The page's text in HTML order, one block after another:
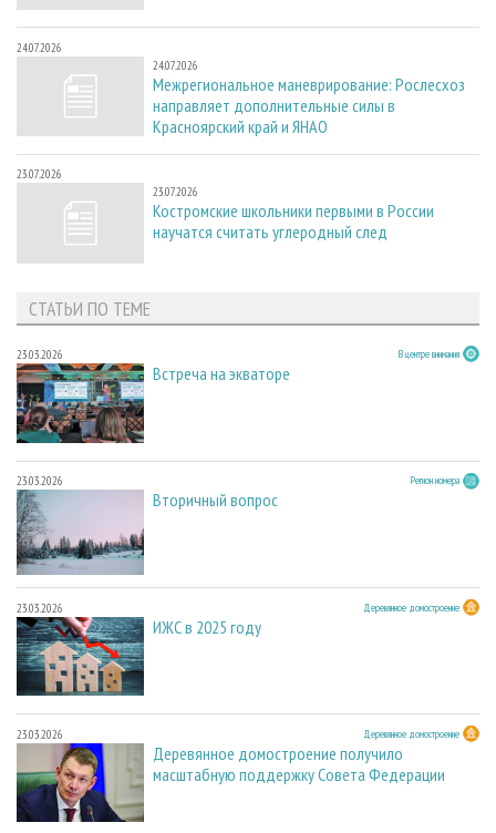
24.07.2026
24.07.2026
Межрегиональное маневрирование: Рослесхоз
направляет дополнительные силы в
Красноярский край и ЯНАО
23.07.2026
23.07.2026
Костромские школьники первыми в России
научатся считать углеродный след
СТАТЬИ ПО ТЕМЕ
23.03.2026 В центре внимания
Встреча на экваторе
23.03.2026 Регион номера
Вторичный вопрос
23.03.2026 Деревянное домостроение
ИЖС в 2025 году
23.03.2026 Деревянное домостроение
Деревянное домостроение получило
масштабную поддержку Совета Федерации